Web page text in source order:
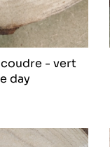
- vert
day